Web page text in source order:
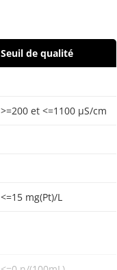
Seuil de qualité
>=200 et <=1100 µS/cm
<=15 mg(Pt)/L